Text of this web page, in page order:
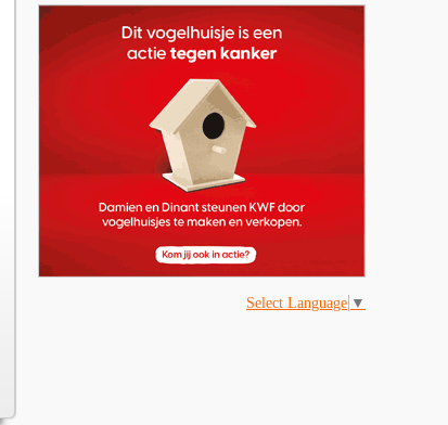
Select Language ▼